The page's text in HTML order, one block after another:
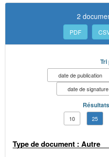
2
PDF
Tri
date de publication
date de signature
10 25
Type de document : Autre